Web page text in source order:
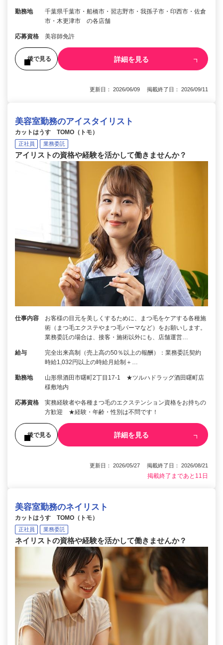
勤務地
千葉県千葉市・船橋市・習志野市・我孫子市・印西市・佐倉
市・木更津市 の各店舗
応募資格 美容師免許
後で見る 詳細を見る
更新日： 2026/06/09 掲載終了日： 2026/09/11
美容室勤務のアイスタイリスト
カットはうす TOMO（トモ）
正社員 業務委託
アイリストの資格や経験を活かして働きませんか？
仕事内容
お客様の目元を美しくするために、まつ毛をケアする各種施
術（まつ毛エクステやまつ毛パーマなど）をお願いします。
業務委託の場合は、接客・施術以外にも、店舗運営…
給与
完全出来高制（売上高の50％以上の報酬）：業務委託契約
時給1,032円以上の時給月給制＋…
勤務地
山形県酒田市曙町2丁目17-1 ★ツルハドラッグ酒田曙町店
様敷地内
応募資格
実務経験者や各種まつ毛のエクステンション資格をお持ちの
方歓迎 ★経験・年齢・性別は不問です！
後で見る 詳細を見る
更新日： 2026/05/27 掲載終了日： 2026/08/21
掲載終了まであと11日
美容室勤務のネイリスト
カットはうす TOMO（トモ）
正社員 業務委託
ネイリストの資格や経験を活かして働きませんか？